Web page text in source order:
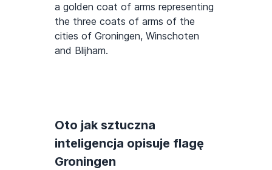
a golden coat of arms representing
the three coats of arms of the
cities of Groningen, Winschoten
and Blijham.
Oto jak sztuczna
inteligencja opisuje flagę
Groningen